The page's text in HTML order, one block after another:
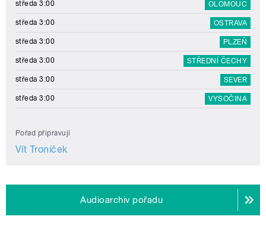
středa 3:00 OLOMOUC
středa 3:00 OSTRAVA
středa 3:00 PLZEŇ
středa 3:00 STŘEDNÍ ČECHY
středa 3:00 SEVER
středa 3:00 VYSOČINA
Pořad připravují
Vít Troníček
Audioarchiv pořadu